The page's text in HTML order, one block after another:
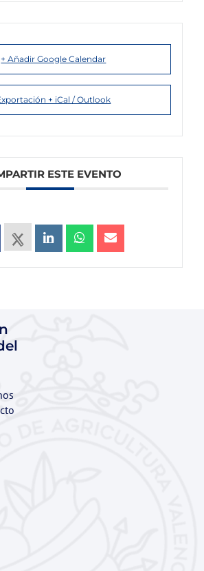
+ Añadir Google Calendar
+ iCal / Outlook
ESTE EVENTO